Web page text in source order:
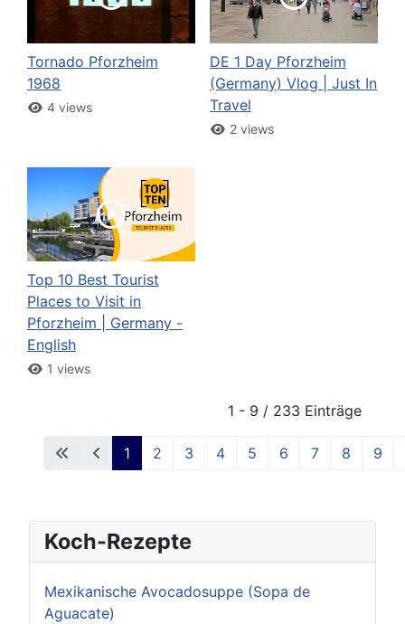
Tornado Pforzheim
1968
4 views
DE 1 Day Pforzheim
(Germany) Vlog | Just In
Travel
2 views
Top 10 Best Tourist
Places to Visit in
Pforzheim | Germany -
English
1 views
1 - 9 / 233 Einträge
1 2 3 4 5 6 7 8 9
Koch-Rezepte
Mexikanische Avocadosuppe (Sopa de
Aguacate)